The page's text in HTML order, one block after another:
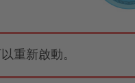
重新啟動。